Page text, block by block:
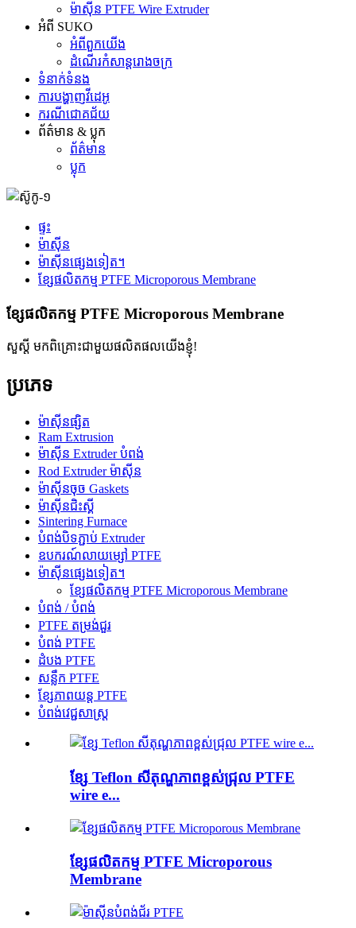
ម៉ាស៊ីន PTFE Wire Extruder
អំពី SUKO
អំពី​ពួក​យើង
ដំណើរកំសាន្តរោងចក្រ
ទំនាក់ទំនង
ការបង្ហាញវីដេអូ
ករណីជោគជ័យ
ព័ត៌មាន & ប្លុក
ព័ត៌មាន
ប្លុក
ផ្ទះ
ម៉ាស៊ីន
ម៉ាស៊ីនផ្សេងទៀត។
ខ្សែផលិតកម្ម PTFE Microporous Membrane
ខ្សែផលិតកម្ម PTFE Microporous Membrane
សួស្តី មកពិគ្រោះជាមួយផលិតផលយើងខ្ញុំ!
ប្រភេទ
ម៉ាស៊ីនផ្សិត
Ram Extrusion
ម៉ាស៊ីន Extruder បំពង់
Rod Extruder ម៉ាស៊ីន
ម៉ាស៊ីនចុច Gaskets
ម៉ាស៊ីនជិះស្គី
Sintering Furnace
បំពង់បិទភ្ជាប់ Extruder
ឧបករណ៍លាយម្សៅ PTFE
ម៉ាស៊ីនផ្សេងទៀត។
ខ្សែផលិតកម្ម PTFE Microporous Membrane
បំពង់ / បំពង់
PTFE តម្រង់ជួរ
បំពង់ PTFE
ដំបង PTFE
សន្លឹក PTFE
ខ្សែភាពយន្ត PTFE
បំពង់វេជ្ជសាស្ត្រ
ខ្សែ Teflon សីតុណ្ហភាពខ្ពស់ជ្រុល PTFE
wire e...
ខ្សែផលិតកម្ម PTFE Microporous
Membrane